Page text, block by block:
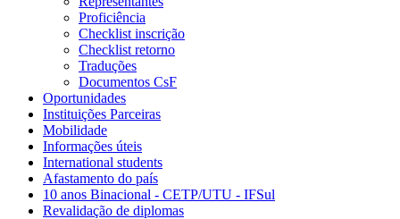
Proficiência
Checklist inscrição
Checklist retorno
Traduções
Documentos CsF
Oportunidades
Instituições Parceiras
Mobilidade
Informações úteis
International students
Afastamento do país
10 anos Binacional - CETP/UTU - IFSul
Revalidação de diplomas